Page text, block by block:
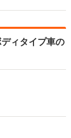
ィタイプ車の